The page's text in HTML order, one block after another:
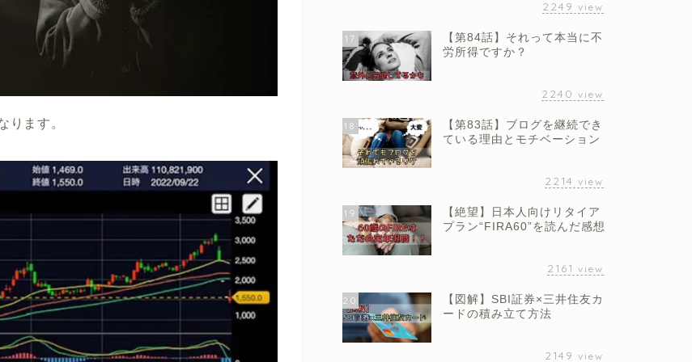
ります。
2249 view
17
【第84話】それって本当に不
労所得ですか？
2240 view
18
【第83話】ブログを継続でき
ている理由とモチベーション
2214 view
19
【絶望】日本人向けリタイア
プラン“FIRA60”を読んだ感想
2161 view
20
【図解】SBI証券×三井住友カ
ードの積み立て方法
2149 view